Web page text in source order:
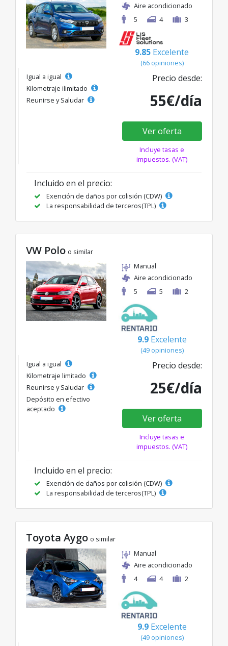
Aire acondicionado
5
4 3
9.85 Excelente
(66 opiniones)
Igual a igual
Kilometraje ilimitado
Reunirse y Saludar
Precio desde:
55€/día
Ver oferta
Incluye tasas e
impuestos. (VAT)
Incluido en el precio:
Exención de daños por colisión (CDW)
La responsabilidad de terceros(TPL)
VW Polo o similar
Manual
Aire acondicionado
5
5 2
9.9 Excelente
(49 opiniones)
Igual a igual
Kilometraje limitado
Reunirse y Saludar
Depósito en efectivo
aceptado
Precio desde:
25€/día
Ver oferta
Incluye tasas e
impuestos. (VAT)
Incluido en el precio:
Exención de daños por colisión (CDW)
La responsabilidad de terceros(TPL)
Toyota Aygo o similar
Manual
Aire acondicionado
4
4 2
9.9 Excelente
(49 opiniones)